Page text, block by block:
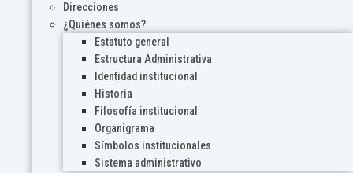
Direcciones
¿Quiénes somos?
Estatuto general
Estructura Administrativa
Identidad institucional
Historia
Filosofía institucional
Organigrama
Símbolos institucionales
Sistema administrativo